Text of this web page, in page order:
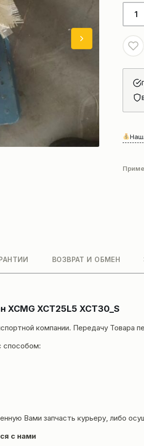
XCMG
ВОЗВРАТ И ОБМЕН
XCMG XCT25L5 XCT30_S
компании. Передачу Товара
способом:
Вами запчасть курьеру, либо
с нами